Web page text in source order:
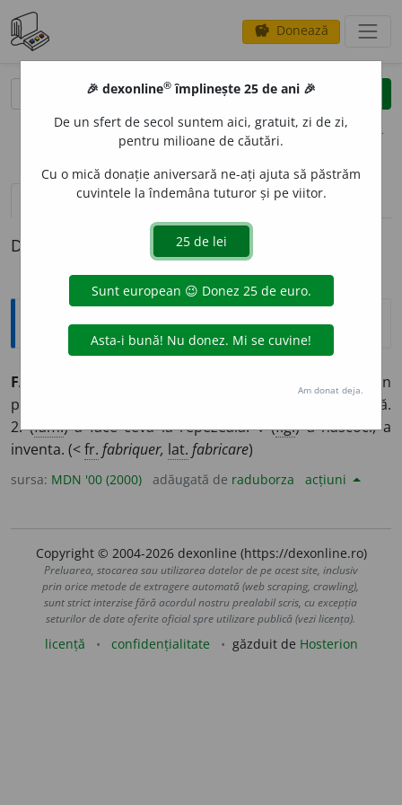
savings Donează
clear
opțiuni
definiții (1) pronunțievolume_up (50)
Definiția cu ID-ul 464544:
Explicative DEX
FABRIC
1. a produce anumite obiecte prin
prelucrarea unei materii prime într-o fabrică sau uzină.
2. (fam.) a face ceva la repezeală. ◊ (fig.) a născoci, a
inventa. (<fr. fabriquer, lat. fabricare)
sursa: MDN '00 (2000) adăugată de raduborza acțiuni
Copyright © 2004-2026 dexonline (https://dexonline.ro)
Preluarea, stocarea sau utilizarea datelor de pe acest site, inclusiv
prin orice metode de extragere automată (web scraping, crawling),
sunt strict interzise fără acordul nostru prealabil scris, cu excepția
seturilor de date oferite oficial spre utilizare publică (vezi licența).
licență confidențialitate găzduit de Hosterion
🎉 dexonline® împlinește 25 de ani 🎉
De un sfert de secol suntem aici, gratuit, zi de zi,
pentru milioane de căutări.
Cu o mică donație aniversară ne-ați ajuta să păstrăm
cuvintele la îndemâna tuturor și pe viitor.
Am donat deja.